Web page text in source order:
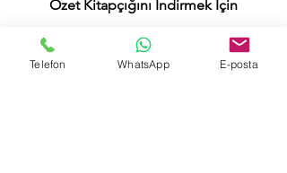
Özet Kitapçığını İndirmek İçin
Tıklayın
Telefon WhatsApp E-posta